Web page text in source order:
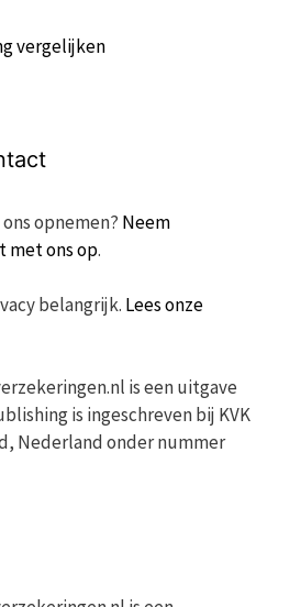
vergelijken
opnemen? Neem
met ons op.
belangrijk. Lees onze
is een uitgave
is ingeschreven bij KVK
Nederland onder nummer